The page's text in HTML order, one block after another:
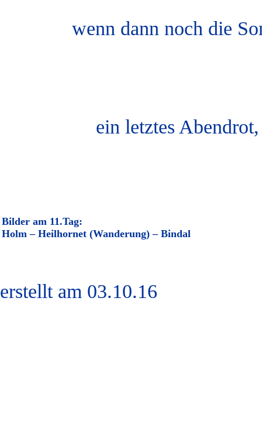
wenn dann noch die
ein letztes
Bilder am 11.Tag:
Holm – Heilhornet (Wanderung) – Bindal
erstellt am 03.10.16